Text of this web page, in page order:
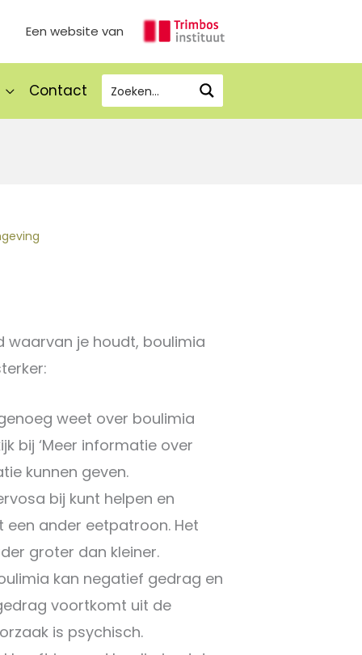
Een website van
Contact
waarvan je houdt, boulimia
weet over boulimia
bij ‘Meer informatie over
kunnen geven.
bij kunt helpen en
een ander eetpatroon. Het
groter dan kleiner.
kan negatief gedrag en
voortkomt uit de
is psychisch.